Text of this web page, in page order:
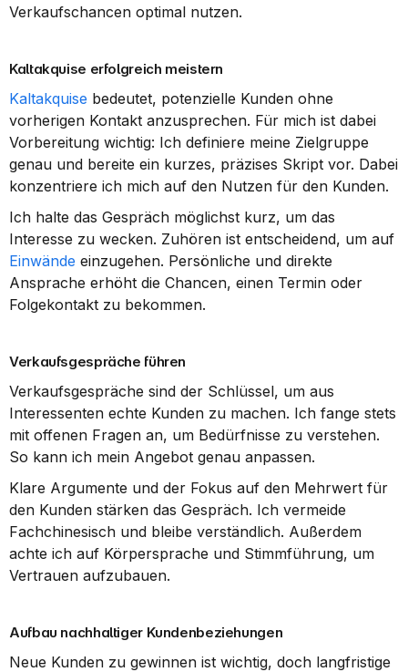
Verkaufschancen optimal nutzen.
Kaltakquise erfolgreich meistern
Kaltakquise bedeutet, potenzielle Kunden ohne
vorherigen Kontakt anzusprechen. Für mich ist dabei
Vorbereitung wichtig: Ich definiere meine Zielgruppe
genau und bereite ein kurzes, präzises Skript vor. Dabei
konzentriere ich mich auf den Nutzen für den Kunden.
Ich halte das Gespräch möglichst kurz, um das
Einwände einzugehen. Persönliche und direkte
Ansprache erhöht die Chancen, einen Termin oder
Folgekontakt zu bekommen.
Verkaufsgespräche führen
Verkaufsgespräche sind der Schlüssel, um aus
Interessenten echte Kunden zu machen. Ich fange stets
mit offenen Fragen an, um Bedürfnisse zu verstehen.
So kann ich mein Angebot genau anpassen.
Klare Argumente und der Fokus auf den Mehrwert für
den Kunden stärken das Gespräch. Ich vermeide
Fachchinesisch und bleibe verständlich. Außerdem
achte ich auf Körpersprache und Stimmführung, um
Vertrauen aufzubauen.
Aufbau nachhaltiger Kundenbeziehungen
Neue Kunden zu gewinnen ist wichtig, doch langfristige